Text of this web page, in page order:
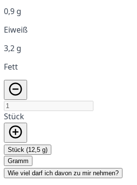
0,9 g
Eiweiß
3,2 g
Fett
Stück
Stück (12,5 g)
Gramm
Wie viel darf ich davon zu mir nehmen?